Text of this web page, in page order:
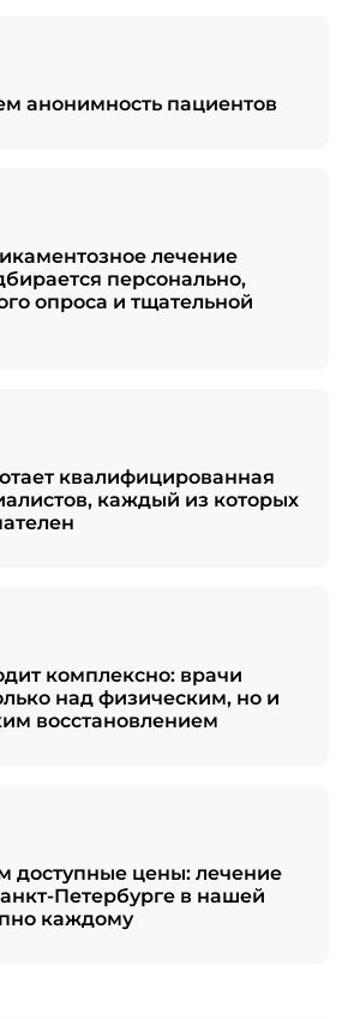
анонимность пациентов
лечение
персонально,
опроса и тщательной
квалифицированная
каждый из которых
комплексно: врачи
над физическим, но и
восстановлением
доступные цены: лечение
Петербурге в нашей
каждому